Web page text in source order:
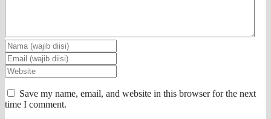
Save my name, email, and website in this browser for the next
time I comment.